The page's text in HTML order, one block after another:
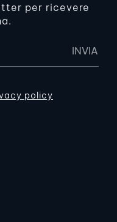
per ricevere
policy